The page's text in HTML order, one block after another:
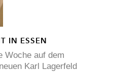
IN ESSEN
Woche auf dem
Karl Lagerfeld